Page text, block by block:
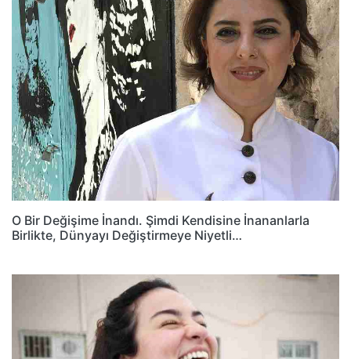
O Bir Değişime İnandı. Şimdi Kendisine İnananlarla
Birlikte, Dünyayı Değiştirmeye Niyetli…